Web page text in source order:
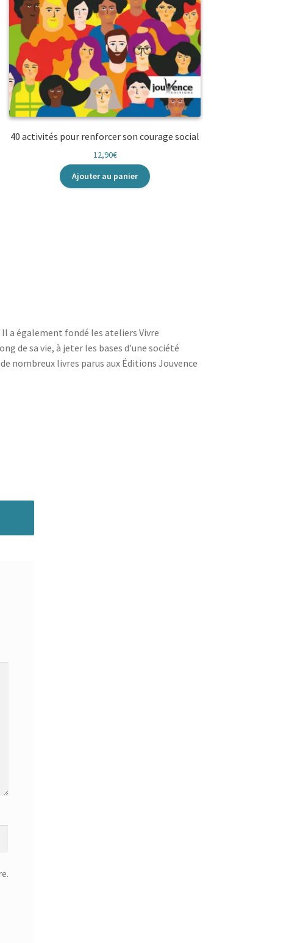
40 activités pour renforcer son courage social
12,90€
Ajouter au panier
a également fondé les ateliers Vivre
de sa vie, à jeter les bases d’une société
nombreux livres parus aux Éditions Jouvence